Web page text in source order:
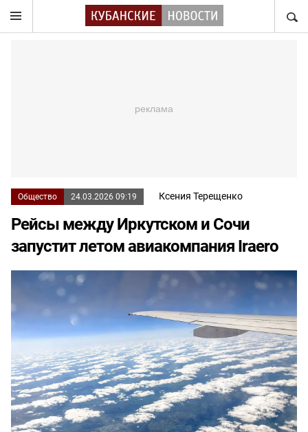
Общество 24.03.2026 09:19 Ксения Терещенко
Рейсы между Иркутском и Сочи
запустит летом авиакомпания Iraero